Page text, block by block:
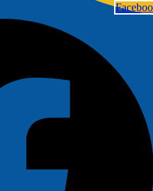
7299